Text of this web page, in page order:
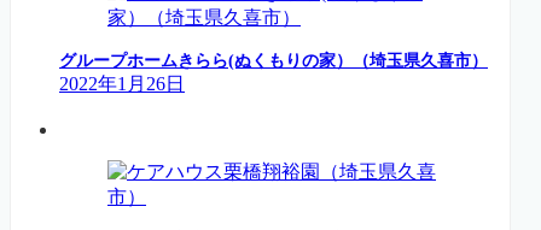
グループホームきらら(ぬくもりの家）（埼玉県久喜市）
2022年1月26日